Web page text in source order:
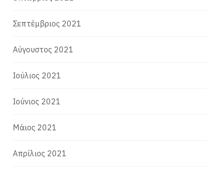
Σεπτέμβριος 2021
Αύγουστος 2021
Ιούλιος 2021
Ιούνιος 2021
Μάιος 2021
Απρίλιος 2021